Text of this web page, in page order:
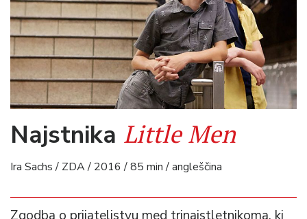
Najstnika Little Men
Ira Sachs / ZDA / 2016 / 85 min / angleščina